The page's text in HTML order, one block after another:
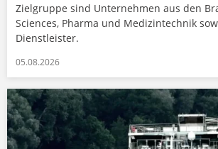
Zielgruppe sind Unternehmen aus den
Sciences, Pharma und Medizintechnik
Dienstleister.
05.08.2026